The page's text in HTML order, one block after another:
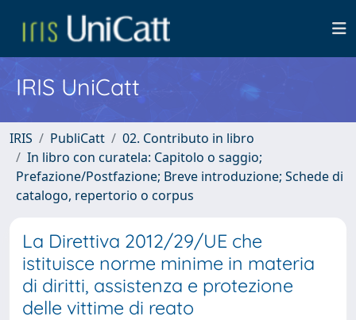
IRIS UniCatt
IRIS PubliCatt
02. Contributo in libro
In libro con curatela: Capitolo o saggio;
Prefazione/Postfazione; Breve introduzione; Schede di
catalogo, repertorio o corpus
La Direttiva 2012/29/UE che
istituisce norme minime in materia
di diritti, assistenza e protezione
delle vittime di reato